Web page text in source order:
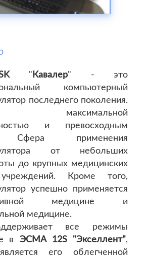
" Кавалер" - это
компьютерный
последнего поколения.
максимальной
и превосходным
Сфера применения
от небольших
до крупных медицинских
Кроме того,
успешно применяется
медицине и
медицине.
все режимы
в ЭСМА 12S "Экселлент",
его облегченной